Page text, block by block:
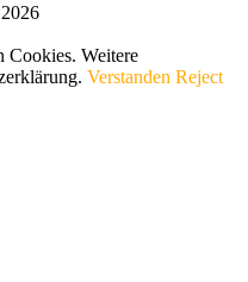
Cookies. Weitere
Verstanden Reject